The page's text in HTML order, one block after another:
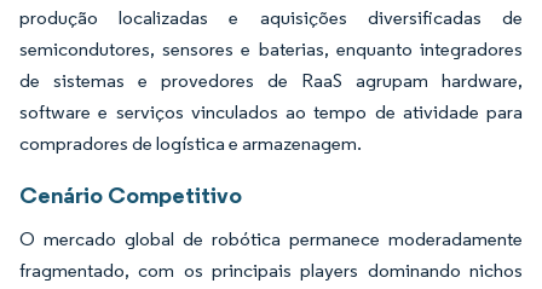
produção localizadas e aquisições diversificadas de
semicondutores, sensores e baterias, enquanto integradores
de sistemas e provedores de RaaS agrupam hardware,
software e serviços vinculados ao tempo de atividade para
compradores de logística e armazenagem.
Cenário Competitivo
O mercado global de robótica permanece moderadamente
fragmentado, com os principais players dominando nichos